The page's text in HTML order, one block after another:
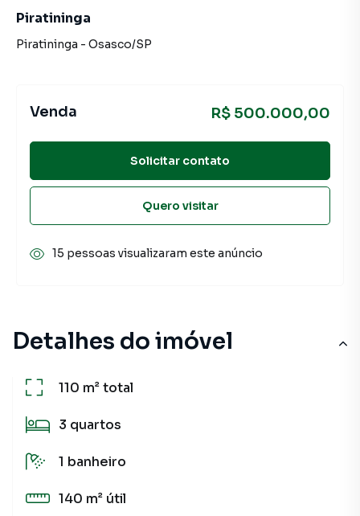
Detalhes do imóvel
110 m²total
3 quartos
1 banheiro
140 m² útil
Piratininga
Piratininga - Osasco/SP
Venda R$ 500.000,00
Solicitar contato
Quero visitar
15 pessoas visualizaram este anúncio